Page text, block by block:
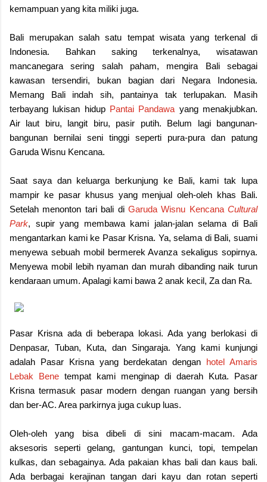
kemampuan yang kita miliki juga.
Bali merupakan salah satu tempat wisata yang terkenal di
Indonesia. Bahkan saking terkenalnya, wisatawan
mancanegara sering salah paham, mengira Bali sebagai
kawasan tersendiri, bukan bagian dari Negara Indonesia.
Memang Bali indah sih, pantainya tak terlupakan. Masih
terbayang lukisan hidup Pantai Pandawa yang menakjubkan.
Air laut biru, langit biru, pasir putih. Belum lagi bangunan-
bangunan bernilai seni tinggi seperti pura-pura dan patung
Garuda Wisnu Kencana.
Saat saya dan keluarga berkunjung ke Bali, kami tak lupa
mampir ke pasar khusus yang menjual oleh-oleh khas Bali.
Setelah menonton tari bali di Garuda Wisnu Kencana Cultural
Park, supir yang membawa kami jalan-jalan selama di Bali
mengantarkan kami ke Pasar Krisna. Ya, selama di Bali, suami
menyewa sebuah mobil bermerek Avanza sekaligus sopirnya.
Menyewa mobil lebih nyaman dan murah dibanding naik turun
kendaraan umum. Apalagi kami bawa 2 anak kecil, Za dan Ra.
Pasar Krisna ada di beberapa lokasi. Ada yang berlokasi di
Denpasar, Tuban, Kuta, dan Singaraja. Yang kami kunjungi
adalah Pasar Krisna yang berdekatan dengan hotel Amaris
Lebak Bene tempat kami menginap di daerah Kuta. Pasar
Krisna termasuk pasar modern dengan ruangan yang bersih
dan ber-AC. Area parkirnya juga cukup luas.
Oleh-oleh yang bisa dibeli di sini macam-macam. Ada
aksesoris seperti gelang, gantungan kunci, topi, tempelan
kulkas, dan sebagainya. Ada pakaian khas bali dan kaus bali.
Ada berbagai kerajinan tangan dari kayu dan rotan seperti